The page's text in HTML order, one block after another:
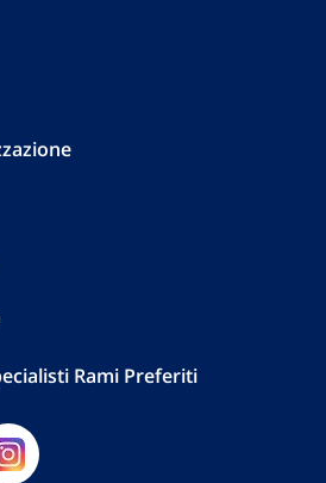
Rami Preferiti